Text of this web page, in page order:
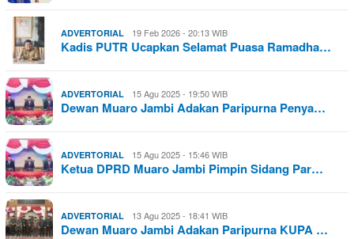
ADVERTORIAL 19 Feb 2026 - 20:13 WIB
Kadis PUTR Ucapkan Selamat Puasa Ramadha…
ADVERTORIAL 15 Agu 2025 - 19:50 WIB
Dewan Muaro Jambi Adakan Paripurna Penya…
ADVERTORIAL 15 Agu 2025 - 15:46 WIB
Ketua DPRD Muaro Jambi Pimpin Sidang Par…
ADVERTORIAL 13 Agu 2025 - 18:41 WIB
Dewan Muaro Jambi Adakan Paripurna KUPA …